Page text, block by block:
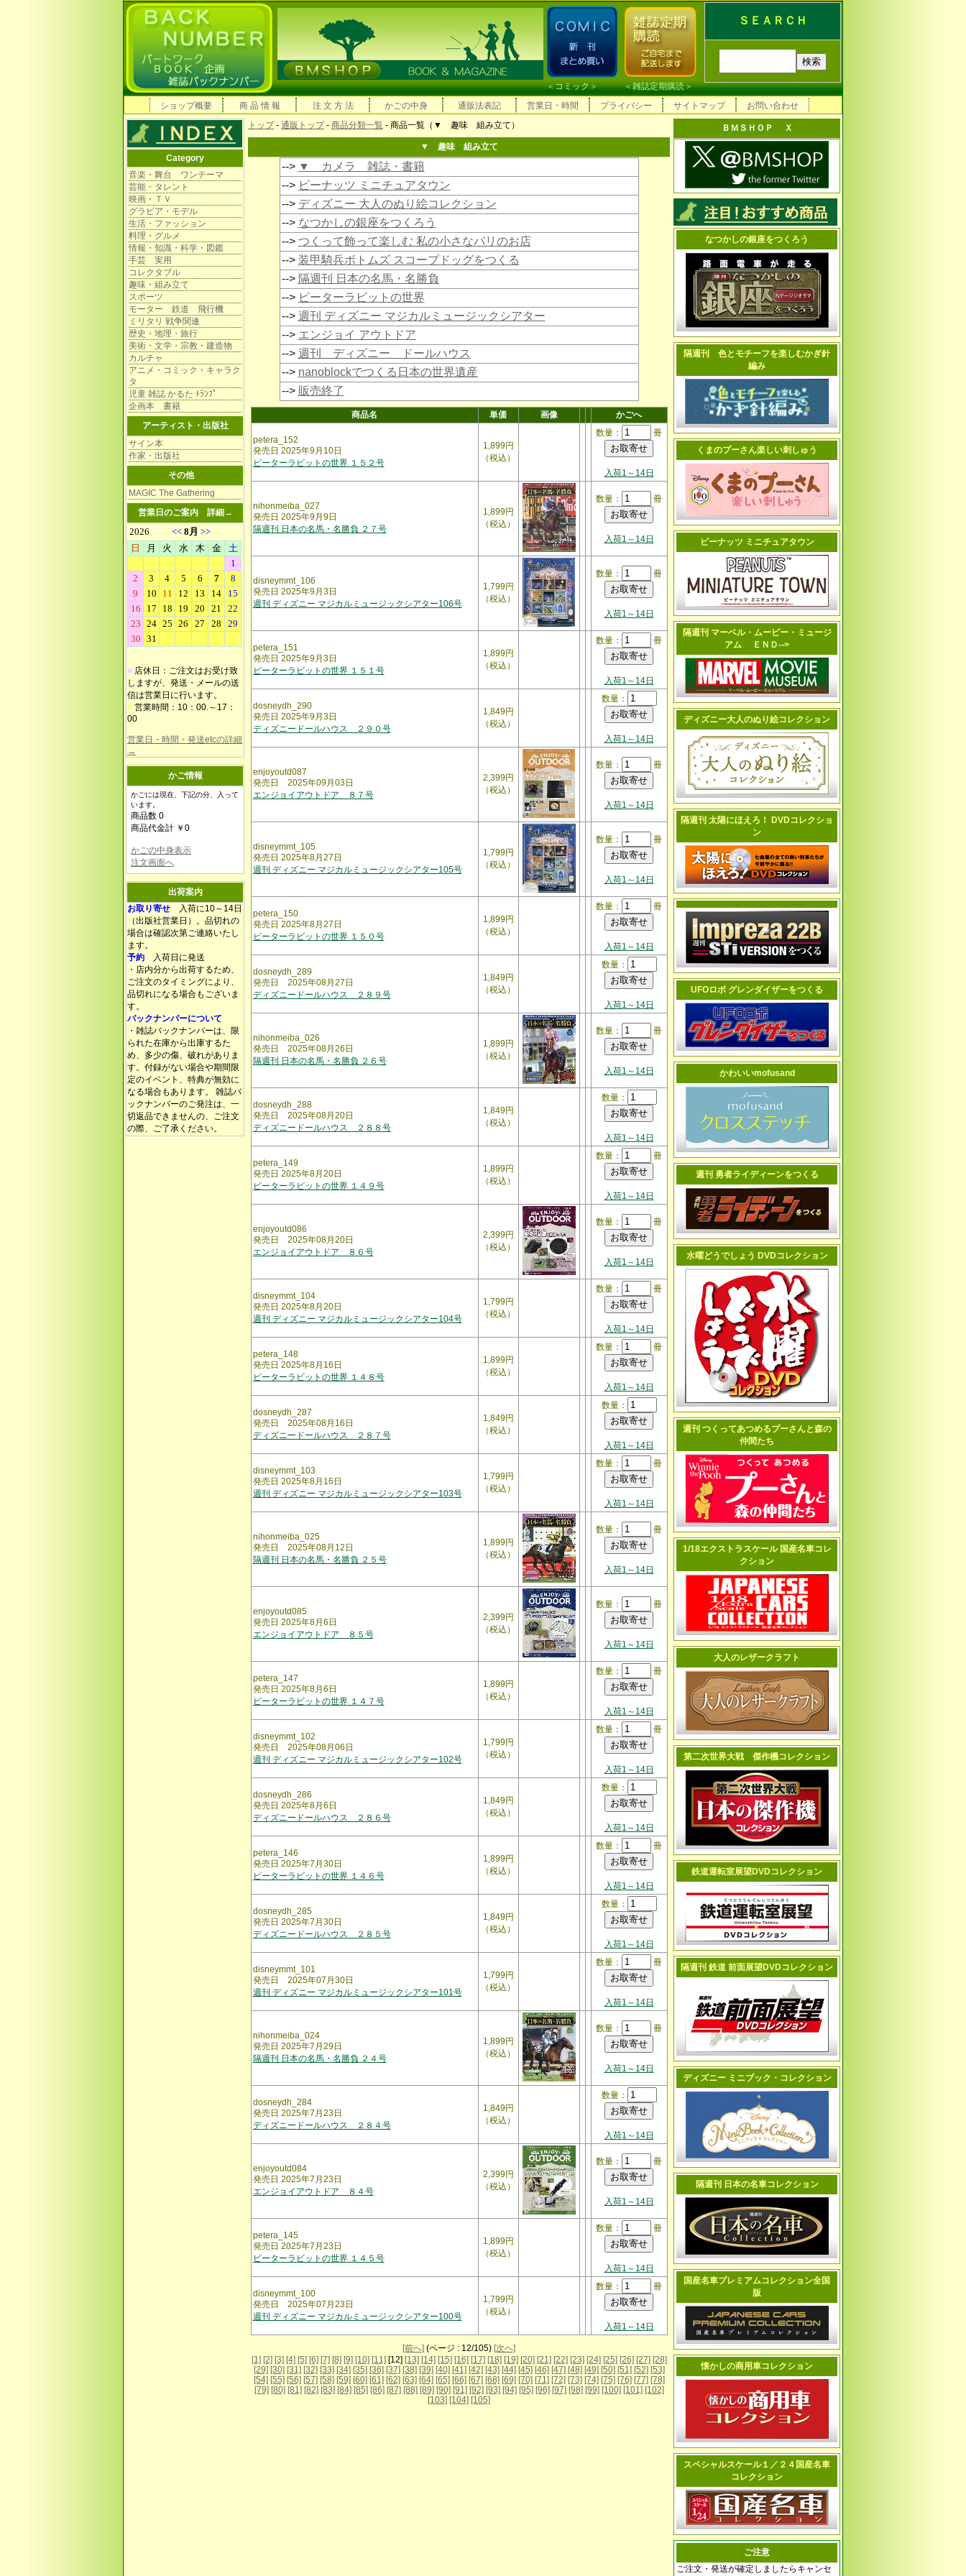
ＳＥＡＲＣＨ
＜コミック＞ ＜雑誌定期購読＞
ショップ概要
商 品 情 報 注 文 方 法 かごの中身 通販法表記 営業日・時間 プライバシー サイトマップ お問い合わせ
Category
音楽・舞台 ワンテーマ
芸能・タレント
映画・ＴＶ
グラビア・モデル
生活・ファッション
料理・グルメ
情報・知識・科学・図鑑
手芸 実用
コレクタブル
趣味・組み立て
スポーツ
モーター 鉄道 飛行機
ミリタリ 戦争関連
歴史・地理・旅行
美術・文学・宗教・建造物
カルチャ
アニメ・コミック・キャラク
タ
児童 雑誌 かるた ﾄﾗﾝﾌﾟ
企画本 書籍
アーティスト・出版社
サイン本
作家・出版社
その他
MAGIC The Gathering
営業日のご案内 詳細→
■ 店休日：ご注文はお受け致
しますが、発送・メールの送
信は営業日に行います。
■ 営業時間：10：00.～17：
00
営業日・時間・発送etcの詳細
→
かご情報
かごには現在、下記の分、入って
います。
商品数 0
商品代金計 ￥0
かごの中身表示
注文画面へ
出荷案内
お取り寄せ 入荷に10～14日
（出版社営業日）。品切れの
場合は確認次第ご連絡いたし
ます。
予約 入荷日に発送
・店内分から出荷するため、
ご注文のタイミングにより、
品切れになる場合もございま
す。
バックナンバーについて
・雑誌バックナンバーは、限
られた在庫から出庫するた
め、多少の傷、破れがありま
す。付録がない場合や期間限
定のイベント、特典が無効に
なる場合もあります。 雑誌バ
ックナンバーのご発注は、一
切返品できませんの、ご注文
の際、ご了承ください。
トップ- 通販トップ- 商品分類一覧 - 商品一覧（▼ 趣味 組み立て）
▼ 趣味 組み立て
--> ▼ カメラ 雑誌・書籍
--> ピーナッツ ミニチュアタウン
--> ディズニー 大人のぬり絵コレクション
--> なつかしの銀座をつくろう
--> つくって飾って楽しむ 私の小さなパリのお店
--> 装甲騎兵ボトムズ スコープドッグをつくる
--> 隔週刊 日本の名馬・名勝負
--> ピーターラビットの世界
--> 週刊 ディズニー マジカルミュージックシアター
--> エンジョイ アウトドア
--> 週刊 ディズニー ドールハウス
--> nanoblockでつくる日本の世界遺産
--> 販売終了
商品名 単価 画像 かごへ
petera_152
発売日 2025年9月10日
ピーターラビットの世界 １５２号
1,899円
（税込）
数量： 冊
入荷1～14日
nihonmeiba_027
発売日 2025年9月9日
隔週刊 日本の名馬・名勝負 ２７号
1,899円
（税込）
数量： 冊
入荷1～14日
disneymmt_106
発売日 2025年9月3日
週刊 ディズニー マジカルミュージックシアター106号
1,799円
（税込）
数量： 冊
入荷1～14日
petera_151
発売日 2025年9月3日
ピーターラビットの世界 １５１号
1,899円
（税込）
数量： 冊
入荷1～14日
dosneydh_290
発売日 2025年9月3日
ディズニードールハウス ２９０号
1,849円
（税込）
数量：
入荷1～14日
enjoyoutd087
発売日 2025年09月03日
エンジョイアウトドア ８７号
2,399円
（税込）
数量： 冊
入荷1～14日
disneymmt_105
発売日 2025年8月27日
週刊 ディズニー マジカルミュージックシアター105号
1,799円
（税込）
数量： 冊
入荷1～14日
petera_150
発売日 2025年8月27日
ピーターラビットの世界 １５０号
1,899円
（税込）
数量： 冊
入荷1～14日
dosneydh_289
発売日 2025年08月27日
ディズニードールハウス ２８９号
1,849円
（税込）
数量：
入荷1～14日
nihonmeiba_026
発売日 2025年08月26日
隔週刊 日本の名馬・名勝負 ２６号
1,899円
（税込）
数量： 冊
入荷1～14日
dosneydh_288
発売日 2025年08月20日
ディズニードールハウス ２８８号
1,849円
（税込）
数量：
入荷1～14日
petera_149
発売日 2025年8月20日
ピーターラビットの世界 １４９号
1,899円
（税込）
数量： 冊
入荷1～14日
enjoyoutd086
発売日 2025年08月20日
エンジョイアウトドア ８６号
2,399円
（税込）
数量： 冊
入荷1～14日
disneymmt_104
発売日 2025年8月20日
週刊 ディズニー マジカルミュージックシアター104号
1,799円
（税込）
数量： 冊
入荷1～14日
petera_148
発売日 2025年8月16日
ピーターラビットの世界 １４８号
1,899円
（税込）
数量： 冊
入荷1～14日
dosneydh_287
発売日 2025年08月16日
ディズニードールハウス ２８７号
1,849円
（税込）
数量：
入荷1～14日
disneymmt_103
発売日 2025年8月16日
週刊 ディズニー マジカルミュージックシアター103号
1,799円
（税込）
数量： 冊
入荷1～14日
nihonmeiba_025
発売日 2025年08月12日
隔週刊 日本の名馬・名勝負 ２５号
1,899円
（税込）
数量： 冊
入荷1～14日
enjoyoutd085
発売日 2025年8月6日
エンジョイアウトドア ８５号
2,399円
（税込）
数量： 冊
入荷1～14日
petera_147
発売日 2025年8月6日
ピーターラビットの世界 １４７号
1,899円
（税込）
数量： 冊
入荷1～14日
disneymmt_102
発売日 2025年08月06日
週刊 ディズニー マジカルミュージックシアター102号
1,799円
（税込）
数量： 冊
入荷1～14日
dosneydh_286
発売日 2025年8月6日
ディズニードールハウス ２８６号
1,849円
（税込）
数量：
入荷1～14日
petera_146
発売日 2025年7月30日
ピーターラビットの世界 １４６号
1,899円
（税込）
数量： 冊
入荷1～14日
dosneydh_285
発売日 2025年7月30日
ディズニードールハウス ２８５号
1,849円
（税込）
数量：
入荷1～14日
disneymmt_101
発売日 2025年07月30日
週刊 ディズニー マジカルミュージックシアター101号
1,799円
（税込）
数量： 冊
入荷1～14日
nihonmeiba_024
発売日 2025年7月29日
隔週刊 日本の名馬・名勝負 ２４号
1,899円
（税込）
数量： 冊
入荷1～14日
dosneydh_284
発売日 2025年7月23日
ディズニードールハウス ２８４号
1,849円
（税込）
数量：
入荷1～14日
enjoyoutd084
発売日 2025年7月23日
エンジョイアウトドア ８４号
2,399円
（税込）
数量： 冊
入荷1～14日
petera_145
発売日 2025年7月23日
ピーターラビットの世界 １４５号
1,899円
（税込）
数量： 冊
入荷1～14日
disneymmt_100
発売日 2025年07月23日
週刊 ディズニー マジカルミュージックシアター100号
1,799円
（税込）
数量： 冊
入荷1～14日
[前へ] (ページ : 12/105) [次へ]
[1] [2] [3] [4] [5] [6] [7] [8] [9] [10] [11] [12] [13] [14] [15] [16] [17] [18] [19] [20] [21] [22] [23] [24] [25] [26] [27] [28]
[29] [30] [31] [32] [33] [34] [35] [36] [37] [38] [39] [40] [41] [42] [43] [44] [45] [46] [47] [48] [49] [50] [51] [52] [53]
[54] [55] [56] [57] [58] [59] [60] [61] [62] [63] [64] [65] [66] [67] [68] [69] [70] [71] [72] [73] [74] [75] [76] [77] [78]
[79] [80] [81] [82] [83] [84] [85] [86] [87] [88] [89] [90] [91] [92] [93] [94] [95] [96] [97] [98] [99] [100] [101] [102]
[103] [104] [105]
ＢＭＳＨＯＰ Ｘ
なつかしの銀座をつくろう
隔週刊 色とモチーフを楽しむかぎ針
編み
くまのプーさん楽しい刺しゅう
ピーナッツ ミニチュアタウン
隔週刊 マーベル・ムービー・ミュージ
アム ＥＮＤ-->
ディズニー大人のぬり絵コレクション
隔週刊 太陽にほえろ！ DVDコレクショ
ン
UFOロボ グレンダイザーをつくる
かわいいmofusand
週刊 勇者ライディーンをつくる
水曜どうでしょう DVDコレクション
週刊 つくってあつめるプーさんと森の
仲間たち
1/18エクストラスケール 国産名車コレ
クション
大人のレザークラフト
第二次世界大戦 傑作機コレクション
鉄道運転室展望DVDコレクション
隔週刊 鉄道 前面展望DVDコレクション
ディズニー ミニブック・コレクション
隔週刊 日本の名車コレクション
国産名車プレミアムコレクション全国
版
懐かしの商用車コレクション
スペシャルスケール１／２４国産名車
コレクション
ご注意
ご注文・発送が確定しましたらキャンセ